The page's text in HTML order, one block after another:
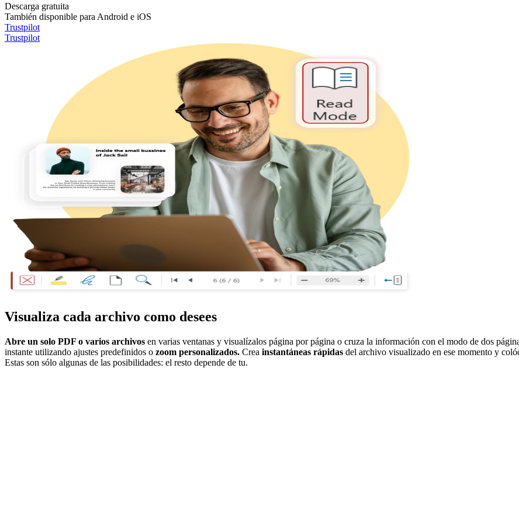
Descarga gratuita
También disponible para Android e iOS
Trustpilot
Trustpilot
Visualiza cada archivo como desees
Abre un solo PDF o varios archivos en varias ventanas y visualízalos página por página o cruza la información con el modo de dos
instante utilizando ajustes predefinidos o zoom personalizados. Crea instantáneas rápidas del archivo visualizado en ese momento y
Estas son sólo algunas de las posibilidades: el resto depende de tu.